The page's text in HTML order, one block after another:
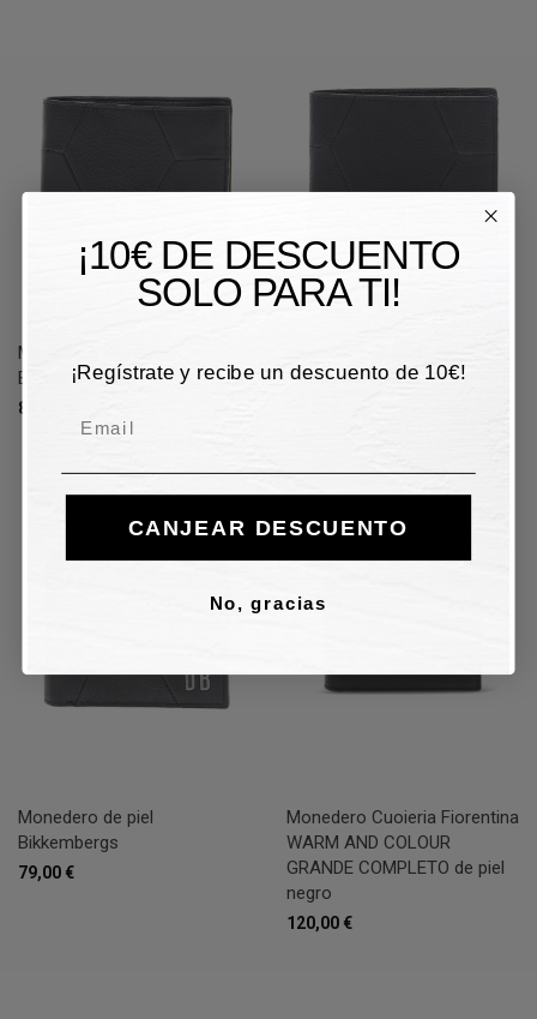
Monedero de piel
Bikkembergs
89,00 €
Bikkembergs
Monedero de piel
Bikkembergs
79,00 €
Monedero Cuoieria Fiorentina
WARM AND COLOUR
GRANDE COMPLETO de piel
negro
120,00 €
¡10€ DE DESCUENTO
SOLO PARA TI!
¡Regístrate y recibe un descuento de 10€!
CANJEAR DESCUENTO
No, gracias